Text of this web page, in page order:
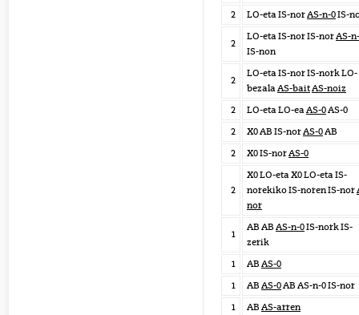
2
LO-eta IS-norAS-n-0IS-
2
LO-eta IS-nor IS-norAS-
IS-non
2
LO-eta IS-nor IS-nork LO-
bezalaAS-baitAS-noiz
2
LO-eta LO-eaAS-0AS-0
2
X0 AB IS-norAS-0AB
2
X0 IS-norAS-0
2
X0 LO-eta X0 LO-eta IS-
norekiko IS-noren IS-nor
nor
1
AB AB AS-n-0IS-nork IS-
zerik
1
AB AS-0
1
AB AS-0AB AS-n-0 IS-nor
1
AB AS-arren